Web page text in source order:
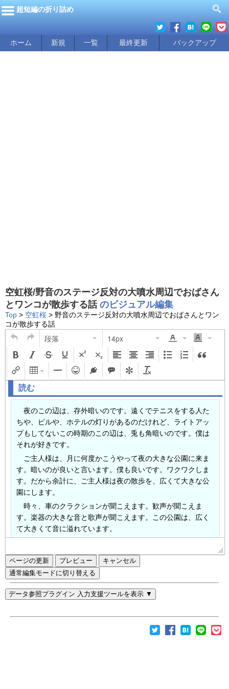
超短編の折り詰め
ホーム 新規 一覧 最終更新 バックアップ
空虹桜/野音のステージ反対の大噴水周辺でおばさん
とワンコが散歩する話のビジュアル編集
Top > 空虹桜 > 野音のステージ反対の大噴水周辺でおばさんとワン
コが散歩する話
段落 14px
ページの更新
通常編集モードに切り替える
データ参照プラグイン 入力支援ツールを表示 ▼